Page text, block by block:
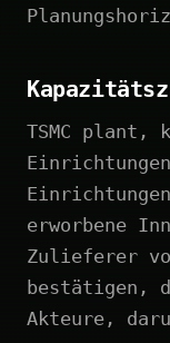
TSMC plant,
erworbene
Zulieferer
bestätigen,
Akteure,